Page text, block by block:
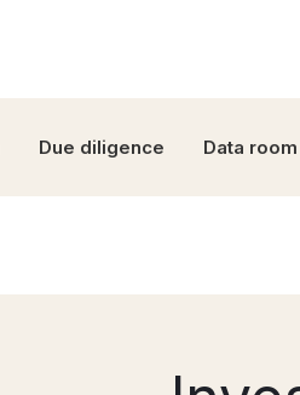
Due diligence Data room